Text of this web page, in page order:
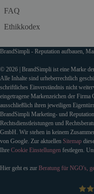
FAQ
Ethikkodex
BrandSimpli - Reputation aufbauen,
© 2026 | BrandSimpli ist eine Marke
Alle Inhalte sind urheberrechtlich
schriftliches Einverständnis nicht
eingetragene Markenzeichen der
ausschließlich ihren jeweiligen
BrandSimpli Marketing- und
Rechtsdienstleistungen und
GmbH. Wir stehen in keinem
von Google. Zur aktuellen Sitemap
Ihre Cookie Einstellungen festlegen.
Hier geht es zur Beratung für NGO's,